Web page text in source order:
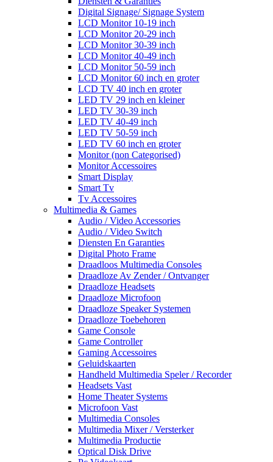
Digital Signage/ Signage System
LCD Monitor 10-19 inch
LCD Monitor 20-29 inch
LCD Monitor 30-39 inch
LCD Monitor 40-49 inch
LCD Monitor 50-59 inch
LCD Monitor 60 inch en groter
LCD TV 40 inch en groter
LED TV 29 inch en kleiner
LED TV 30-39 inch
LED TV 40-49 inch
LED TV 50-59 inch
LED TV 60 inch en groter
Monitor (non Categorised)
Monitor Accessoires
Smart Display
Smart Tv
Tv Accessoires
Multimedia & Games
Audio / Video Accessories
Audio / Video Switch
Diensten En Garanties
Digital Photo Frame
Draadloos Multimedia Consoles
Draadloze Av Zender / Ontvanger
Draadloze Headsets
Draadloze Microfoon
Draadloze Speaker Systemen
Draadloze Toebehoren
Game Console
Game Controller
Gaming Accessoires
Geluidskaarten
Handheld Multimedia Speler / Recorder
Headsets Vast
Home Theater Systems
Microfoon Vast
Multimedia Consoles
Multimedia Mixer / Versterker
Multimedia Productie
Optical Disk Drive